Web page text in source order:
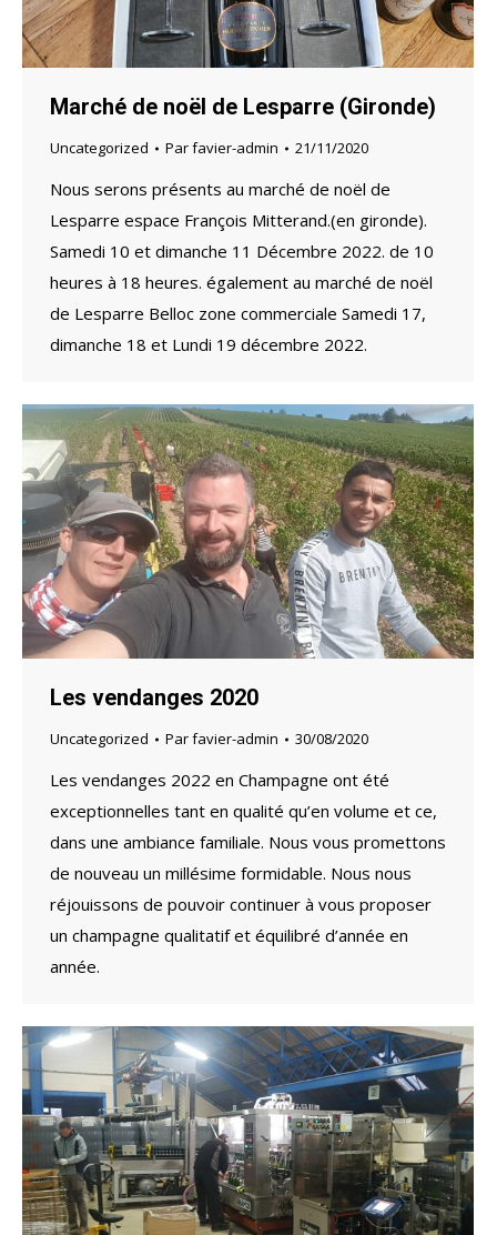
Marché de noël de Lesparre (Gironde)
Uncategorized Parfavier-admin 21/11/2020
Nous serons présents au marché de noël de
Lesparre espace François Mitterand.(en gironde).
Samedi 10 et dimanche 11 Décembre 2022. de 10
heures à 18 heures. également au marché de noël
de Lesparre Belloc zone commerciale Samedi 17,
dimanche 18 et Lundi 19 décembre 2022.
Les vendanges 2020
Uncategorized Parfavier-admin 30/08/2020
Les vendanges 2022 en Champagne ont été
exceptionnelles tant en qualité qu’en volume et ce,
dans une ambiance familiale. Nous vous promettons
de nouveau un millésime formidable. Nous nous
réjouissons de pouvoir continuer à vous proposer
un champagne qualitatif et équilibré d’année en
année.